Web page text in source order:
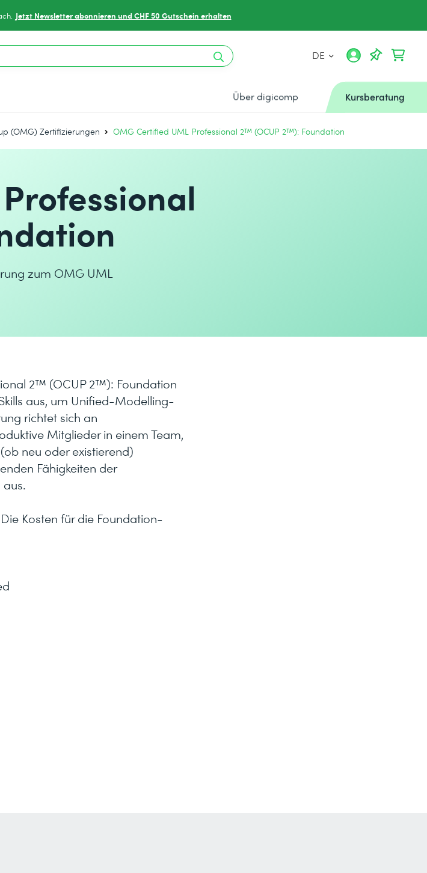
Jetzt Newsletter abonnieren und CHF 50 Gutschein erhalten
DE
Über digicomp Kursberatung
(OMG) Zertifizierungen OMG Certified UML Professional 2™ (OCUP 2™): Foundation
zum OMG UML
2™ (OCUP 2™): Foundation
aus, um Unified-Modelling-
richtet sich an
Mitglieder in einem Team,
neu oder existierend)
Fähigkeiten der
Kosten für die Foundation-